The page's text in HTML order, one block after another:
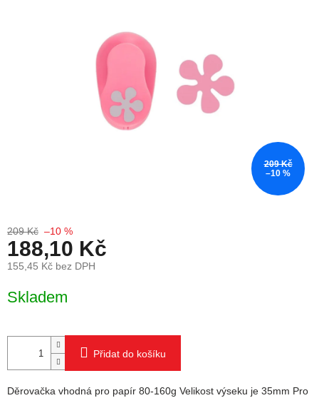
209 Kč
–10 %
209 Kč –10 %
188,10 Kč
155,45 Kč bez DPH
Skladem
Přidat do košíku
Děrovačka vhodná pro papír 80-160g Velikost výseku je 35mm Pro